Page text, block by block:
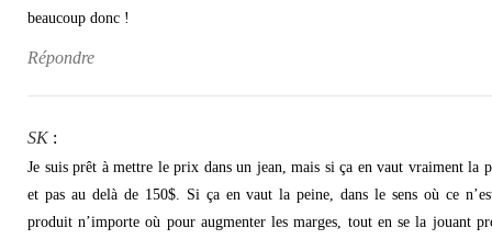
beaucoup donc !
Répondre
SK :
Je suis prêt à mettre le prix dans un jean, mais si ça en vaut vraiment la
et pas au delà de 150$. Si ça en vaut la peine, dans le sens où ce
produit n’importe où pour augmenter les marges, tout en se la jouant